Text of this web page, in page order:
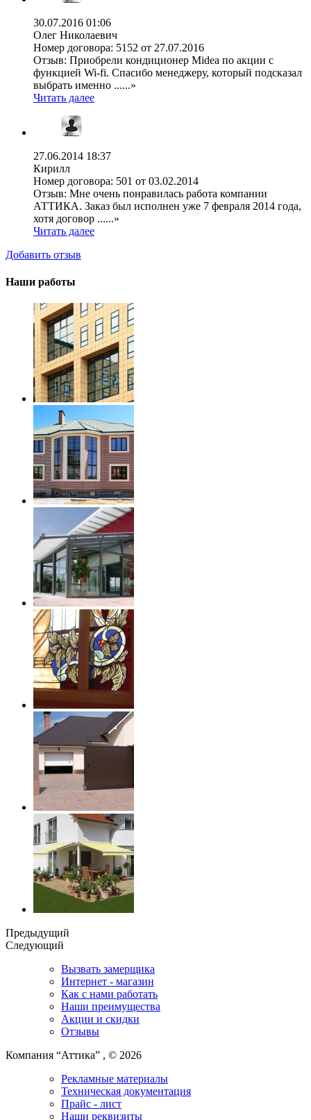
30.07.2016 01:06
Олег Николаевич
Номер договора: 5152 от 27.07.2016
Отзыв: Приобрели кондиционер Midea по акции с
функцией Wi-fi. Спасибо менеджеру, который подсказал
выбрать именно ......»
Читать далее
27.06.2014 18:37
Кирилл
Номер договора: 501 от 03.02.2014
Отзыв: Мне очень понравилась работа компании
АТТИКА. Заказ был исполнен уже 7 февраля 2014 года,
хотя договор ......»
Читать далее
Добавить отзыв
Наши работы
Предыдущий
Следующий
Вызвать замерщика
Интернет - магазин
Как с нами работать
Наши преимущества
Акции и скидки
Отзывы
Компания “Аттика” , © 2026
Рекламные материалы
Техническая документация
Прайс - лист
Наши реквизиты